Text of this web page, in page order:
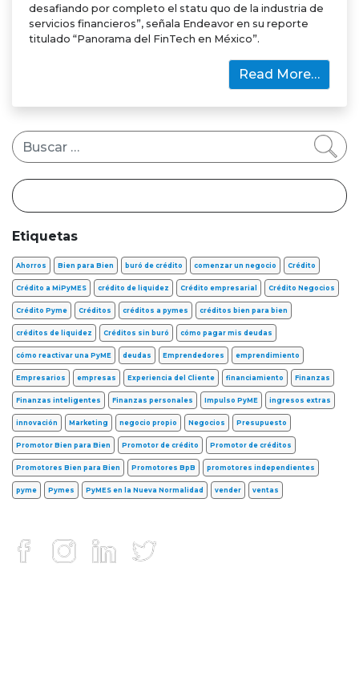
desafiando por completo el statu quo de la industria de
servicios financieros”, señala Endeavor en su reporte
titulado “Panorama del FinTech en México”.
Read More…
Buscar
Etiquetas
Ahorros Bien para Bien buró de crédito comenzar un negocio Crédito
Crédito a MiPyMES crédito de liquidez Crédito empresarial Crédito Negocios
Crédito Pyme Créditos créditos a pymes créditos bien para bien
créditos de liquidez Créditos sin buró cómo pagar mis deudas
cómo reactivar una PyME deudas Emprendedores emprendimiento
Empresarios empresas Experiencia del Cliente financiamiento Finanzas
Finanzas inteligentes Finanzas personales Impulso PyME ingresos extras
innovación Marketing negocio propio Negocios Presupuesto
Promotor Bien para Bien Promotor de crédito Promotor de créditos
Promotores Bien para Bien Promotores BpB promotores independientes
pyme Pymes PyMES en la Nueva Normalidad vender ventas